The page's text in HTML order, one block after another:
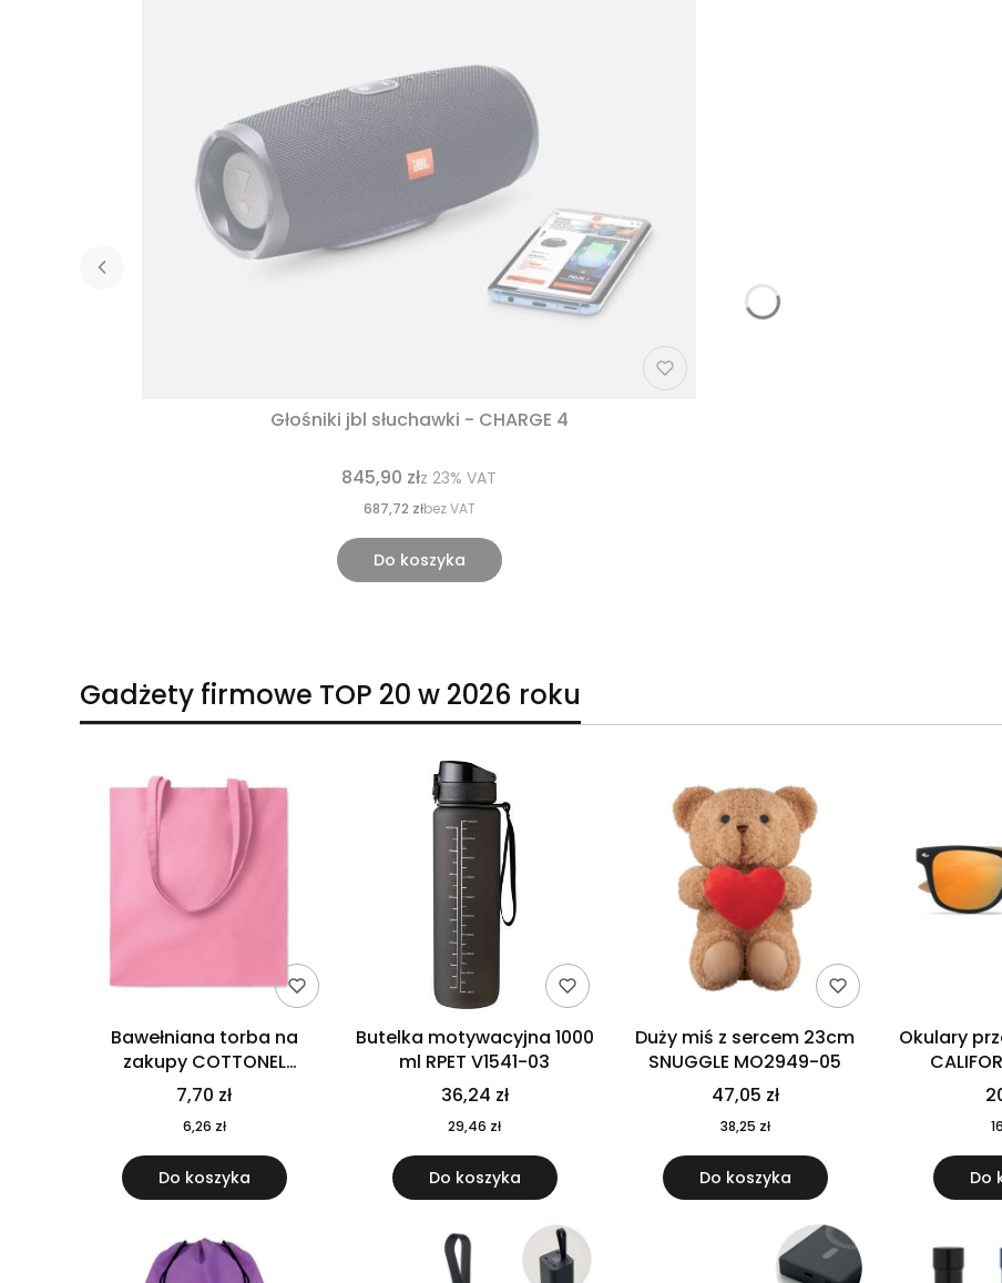
Głośniki jbl słuchawki - CHARGE 4
845,90 złz 23% VAT
687,72 złbez VAT
Do koszyka
Gadżety firmowe TOP 20 w 2026 roku
Bawełniana torba na
zakupy COTTONEL
COLOUR++ MO9846-11
7,70 zł
6,26 zł
Do koszyka
Butelka motywacyjna 1000
ml RPET V1541-03
36,24 zł
29,46 zł
Do koszyka
Duży miś z sercem 23cm
SNUGGLE MO2949-05
47,05 zł
38,25 zł
Do koszyka
Okulary
Do